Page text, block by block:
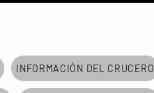
INFORMACIÓN DEL CRUCERO